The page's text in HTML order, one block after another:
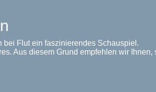
bei Flut ein faszinierendes Schauspiel.
Aus diesem Grund empfehlen wir